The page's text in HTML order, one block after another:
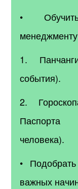
•
1.
события).
2.
Паспорта
человека).
•
важных